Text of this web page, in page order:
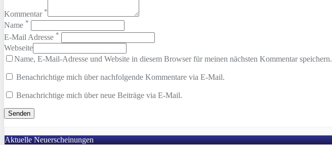
Kommentar *
Name *
E-Mail Adresse *
Webseite
Name, E-Mail-Adresse und Website in diesem Browser für meinen nächsten Kommentar speichern.
Benachrichtige mich über nachfolgende Kommentare via E-Mail.
Benachrichtige mich über neue Beiträge via E-Mail.
Aktuelle Neuerscheinungen